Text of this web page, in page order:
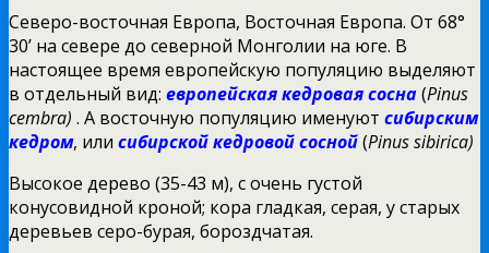
Северо-восточная Европа, Восточная Европа. От 68°
30’ на севере до северной Монголии на юге. В
настоящее время европейскую популяцию выделяют
в отдельный вид: европейская кедровая сосна(Pinus
cembra) . А восточную популяцию именуют сибирским
кедром, или сибирской кедровой сосной(Pinus sibirica)
Высокое дерево (35-43 м), с очень густой
конусовидной кроной; кора гладкая, серая, у старых
деревьев серо-бурая, бороздчатая.